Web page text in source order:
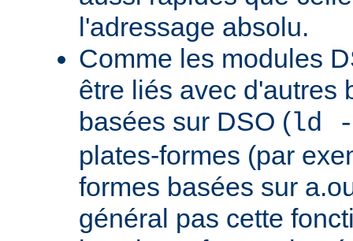
l'adressage absolu.
Comme les modules
être liés avec d'autres
basées sur DSO (ld
plates-formes (par
formes basées sur
général pas cette